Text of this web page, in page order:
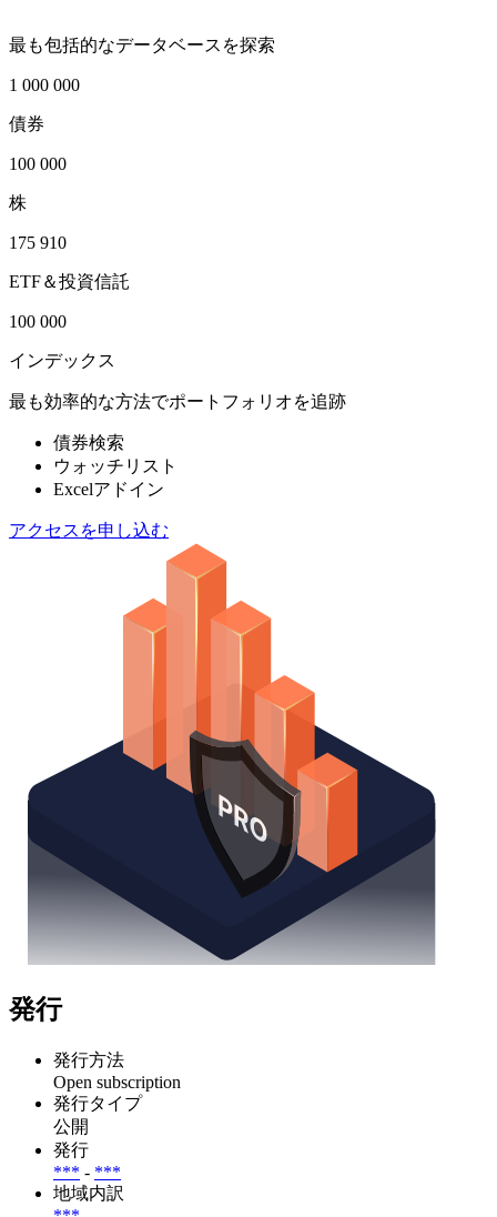
最も包括的なデータベースを探索
1 000 000
債券
100 000
株
175 910
ETF＆投資信託
100 000
インデックス
最も効率的な方法でポートフォリオを追跡
債券検索
ウォッチリスト
Excelアドイン
アクセスを申し込む
発行
発行方法
Open subscription
発行タイプ
公開
発行
*** - ***
地域内訳